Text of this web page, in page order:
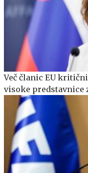
Več članic EU
visoke predstavnice